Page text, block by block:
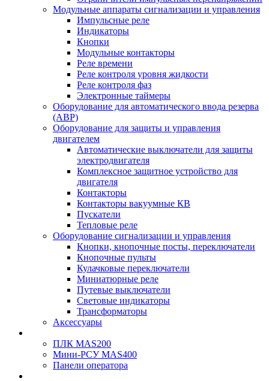
Модульные аппараты сигнализации и управления
Импульсные реле
Индикаторы
Кнопки
Модульные контакторы
Реле времени
Реле контроля уровня жидкости
Реле контроля фаз
Электронные таймеры
Оборудование для автоматического ввода резерва
(АВР)
Оборудование для защиты и управления
двигателем
Автоматические выключатели для защиты
электродвигателя
Комплексное защитное устройство для
двигателя
Контакторы
Контакторы вакуумные КВ
Пускатели
Тепловые реле
Оборудование сигнализации и управления
Кнопки, кнопочные посты, переключатели
Кнопочные пульты
Кулачковые переключатели
Миниатюрные реле
Путевые выключатели
Световые индикаторы
Трансформаторы
Аксессуары
ПЛК MAS200
Мини-РСУ MAS400
Панели оператора